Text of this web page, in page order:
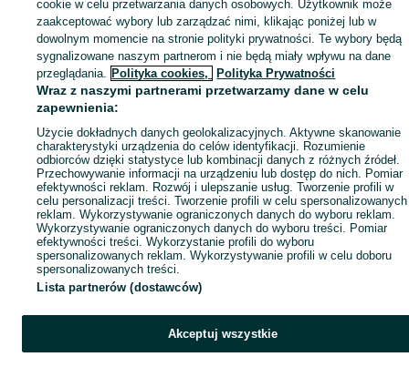
Popularne wyszukiwania
cookie w celu przetwarzania danych osobowych. Użytkownik może
zaakceptować wybory lub zarządzać nimi, klikając poniżej lub w
dowolnym momencie na stronie polityki prywatności. Te wybory będą
sygnalizowane naszym partnerom i nie będą miały wpływu na dane
przeglądania. Polityka cookies, Polityka Prywatności
Wraz z naszymi partnerami przetwarzamy dane w celu
zapewnienia:
Użycie dokładnych danych geolokalizacyjnych. Aktywne skanowanie
charakterystyki urządzenia do celów identyfikacji. Rozumienie
odbiorców dzięki statystyce lub kombinacji danych z różnych źródeł.
Przechowywanie informacji na urządzeniu lub dostęp do nich. Pomiar
efektywności reklam. Rozwój i ulepszanie usług. Tworzenie profili w
celu personalizacji treści. Tworzenie profili w celu spersonalizowanych
reklam. Wykorzystywanie ograniczonych danych do wyboru reklam.
Wykorzystywanie ograniczonych danych do wyboru treści. Pomiar
efektywności treści. Wykorzystanie profili do wyboru
spersonalizowanych reklam. Wykorzystywanie profili w celu doboru
spersonalizowanych treści.
Lista partnerów (dostawców)
Akceptuj wszystkie